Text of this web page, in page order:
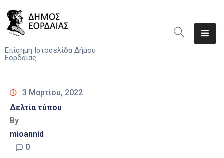
Επίσημη Ιστοσελίδα Δήμου
Εορδαίας
Υπηρεσίες
Του
Δήμου
3 Μαρτίου, 2022
Δελτία τύπου
By
mioannid
0